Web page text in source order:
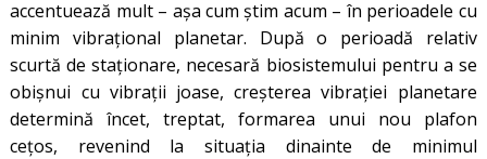
accentuează mult – așa cum știm acum – în perioadele cu
minim vibrațional planetar. După o perioadă relativ
scurtă de staționare, necesară biosistemului pentru a se
obișnui cu vibrații joase, creșterea vibrației planetare
determină încet, treptat, formarea unui nou plafon
cețos, revenind la situația dinainte de minimul